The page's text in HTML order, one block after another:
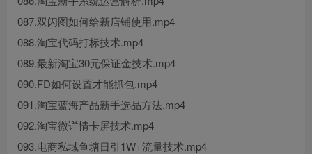
087.双闪图如何给新店铺使用.mp4
088.淘宝代码打标技术.mp4
089.最新淘宝30元保证金技术.mp4
090.FD如何设置才能抓包.mp4
091.淘宝蓝海产品新手选品方法.mp4
092.淘宝微详情卡屏技术.mp4
093.电商私域鱼塘日引1W+流量技术.mp4